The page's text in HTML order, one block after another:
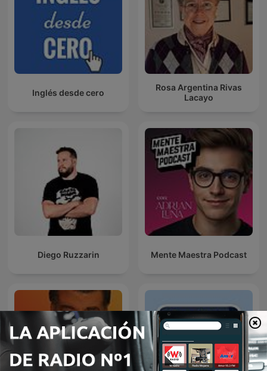
Inglés desde cero
Rosa Argentina Rivas
Lacayo
Diego Ruzzarin Mente Maestra Podcast